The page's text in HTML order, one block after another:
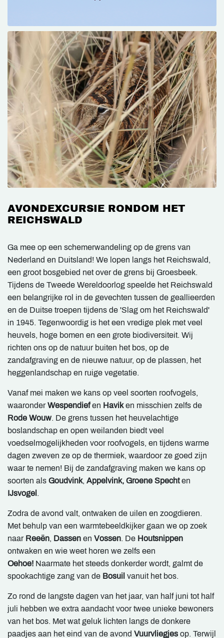
AVONDEXCURSIE RONDOM HET
REICHSWALD
Ga mee op een schemerwandeling op de grens van
Nederland en Duitsland! We lopen langs het Reichswald,
een groot bosgebied net over de grens bij Groesbeek.
Tijdens de Tweede Wereldoorlog speelde het Reichswald
een belangrijke rol in de gevechten tussen de geallieerden
en de Duitse troepen tijdens de 'Slag om het Reichswald'
in 1945. Tegenwoordig is het een vredige plek met veel
heuvels, hoge bomen en een grote biodiversiteit. Wij
richten ons op de natuur buiten het bos, op de
zandafgraving en de nieuwe natuur, op de plassen, het
heggenlandschap en ruige vegetatie.
Vanaf mei maken we kans op veel soorten roofvogels,
waaronderWespendiefen Haviken misschien zelfs de
Rode Wouw. De grens tussen het heuvelachtige
boslandschap en open weilanden biedt veel
voedselmogelijkheden voor roofvogels, en tijdens warme
dagen zweven ze op de thermiek, waardoor ze goed zijn
waar te nemen! Bij de zandafgraving maken we kans op
soorten als Goudvink, Appelvink, Groene Spechten
IJsvogel .
Zodra de avond valt, ontwaken de uilen en zoogdieren.
Met behulp van een warmtebeeldkijker gaan we op zoek
naar Reeën, Dassen en Vossen. De Houtsnippen
ontwaken en wie weet horen we zelfs een
Oehoe! Naarmate het steeds donkerder wordt, galmt de
spookachtige zang van de Bosuil vanuit het bos.
Zo rond de langste dagen van het jaar, van half juni tot half
juli hebben we extra aandacht voor twee unieke bewoners
van het bos. Met wat geluk lichten langs de donkere
paadjes aan het eind van de avond Vuurvliegjes op. Terwijl